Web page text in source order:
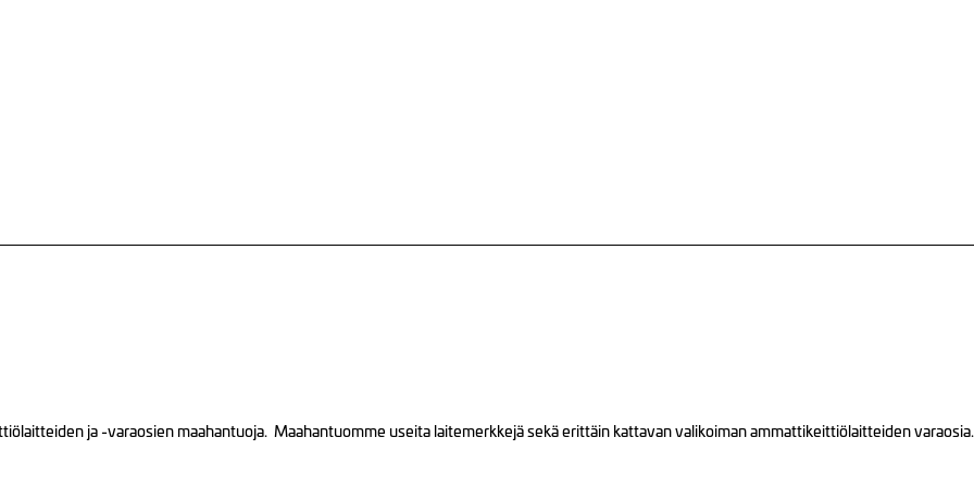
ja -varaosien maahantuoja. Maahantuomme useita laitemerkkejä sekä erittäin kattavan valikoiman ammattikeittiölaitteiden varaosia.